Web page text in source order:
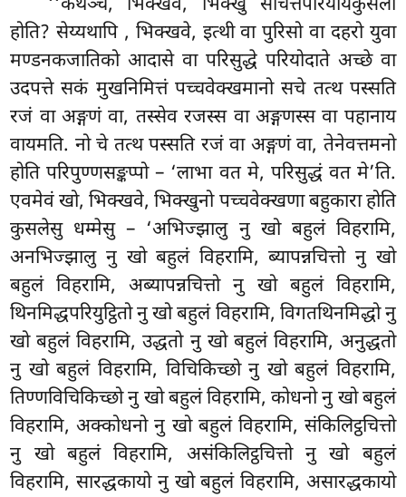
‘‘कथञ्च, भिक्खवे, भिक्खु सचित्तपरियायकुसलो
होति? सेय्यथापि , भिक्खवे, इत्थी वा पुरिसो वा दहरो युवा
मण्डनकजातिको आदासे वा परिसुद्धे परियोदाते अच्छे वा
उदपत्ते सकं मुखनिमित्तं पच्चवेक्खमानो सचे तत्थ पस्सति
रजं वा अङ्गणं वा, तस्सेव रजस्स वा अङ्गणस्स वा पहानाय
वायमति. नो चे तत्थ पस्सति रजं वा अङ्गणं वा, तेनेवत्तमनो
होति परिपुण्णसङ्कप्पो – ‘लाभा वत मे, परिसुद्धं वत मे’ति.
एवमेवं खो, भिक्खवे, भिक्खुनो पच्चवेक्खणा बहुकारा होति
कुसलेसु धम्मेसु – ‘अभिज्झालु नु खो बहुलं विहरामि,
अनभिज्झालु नु खो बहुलं विहरामि, ब्यापन्नचित्तो नु खो
बहुलं विहरामि, अब्यापन्नचित्तो नु खो बहुलं विहरामि,
थिनमिद्धपरियुट्ठितो नु खो बहुलं विहरामि, विगतथिनमिद्धो नु
खो बहुलं विहरामि, उद्धतो नु खो बहुलं विहरामि, अनुद्धतो
नु खो बहुलं विहरामि, विचिकिच्छो नु खो बहुलं विहरामि,
तिण्णविचिकिच्छो नु खो बहुलं विहरामि, कोधनो नु खो बहुलं
विहरामि, अक्कोधनो नु खो बहुलं विहरामि, संकिलिट्ठचित्तो
नु खो बहुलं विहरामि, असंकिलिट्ठचित्तो नु खो बहुलं
विहरामि, सारद्धकायो नु खो बहुलं विहरामि, असारद्धकायो